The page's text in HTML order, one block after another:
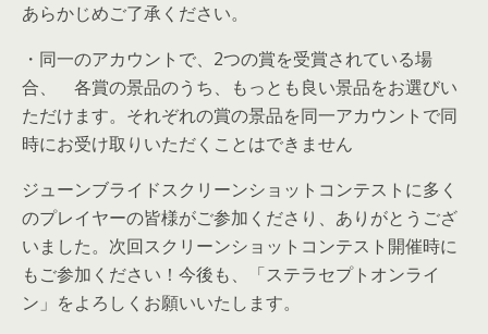
あらかじめご了承ください。
・同一のアカウントで、2つの賞を受賞されている場
合、 各賞の景品のうち、もっとも良い景品をお選びい
ただけます。それぞれの賞の景品を同一アカウントで同
時にお受け取りいただくことはできません
ジューンブライドスクリーンショットコンテストに多く
のプレイヤーの皆様がご参加くださり、ありがとうござ
いました。次回スクリーンショットコンテスト開催時に
もご参加ください！今後も、「ステラセプトオンライ
ン」をよろしくお願いいたします。